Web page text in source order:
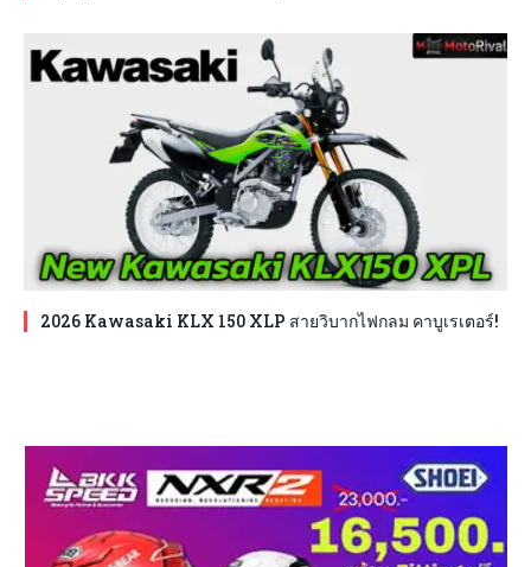
2026 Kawasaki KLX 150 XLP สายวิบากไฟกลม คาบูเรเตอร์!